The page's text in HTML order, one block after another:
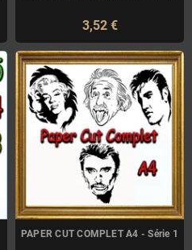
3,52 €
PAPER CUT COMPLET A4 - Série 1